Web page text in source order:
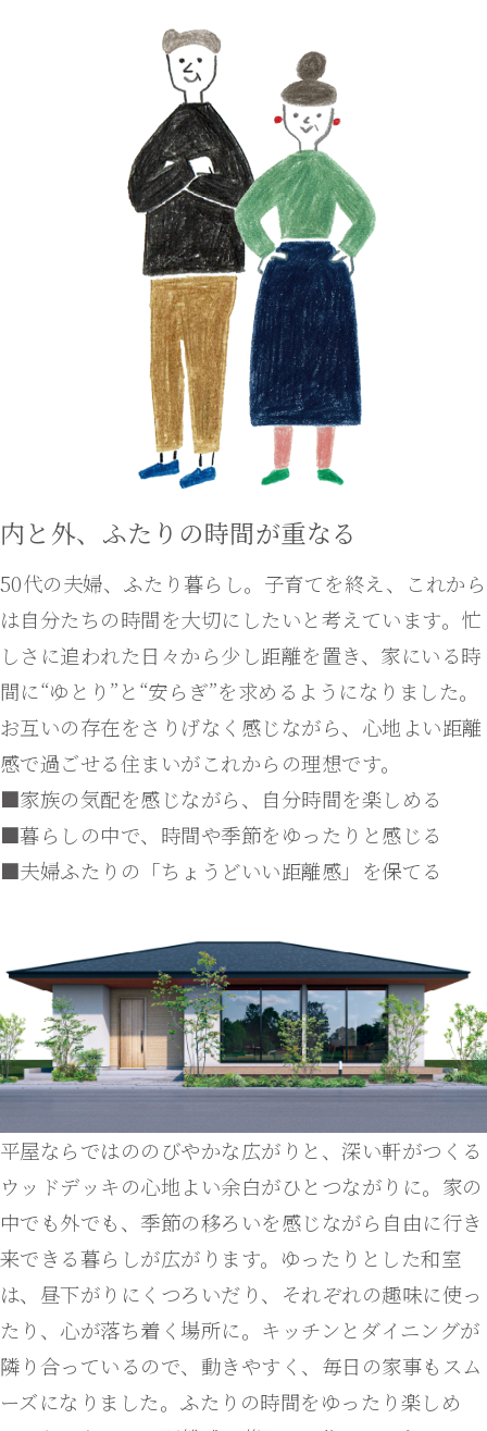
内と外、ふたりの時間が重なる
50代の夫婦、ふたり暮らし。子育てを終え、これから
は自分たちの時間を大切にしたいと考えています。忙
しさに追われた日々から少し距離を置き、家にいる時
間に“ゆとり”と“安らぎ”を求めるようになりました。
お互いの存在をさりげなく感じながら、心地よい距離
感で過ごせる住まいがこれからの理想です。
■家族の気配を感じながら、自分時間を楽しめる
■暮らしの中で、時間や季節をゆったりと感じる
■夫婦ふたりの「ちょうどいい距離感」を保てる
平屋ならではののびやかな広がりと、深い軒がつくる
ウッドデッキの心地よい余白がひとつながりに。家の
中でも外でも、季節の移ろいを感じながら自由に行き
来できる暮らしが広がります。ゆったりとした和室
は、昼下がりにくつろいだり、それぞれの趣味に使っ
たり、心が落ち着く場所に。キッチンとダイニングが
隣り合っているので、動きやすく、毎日の家事もスム
ーズになりました。ふたりの時間をゆったり楽しめ